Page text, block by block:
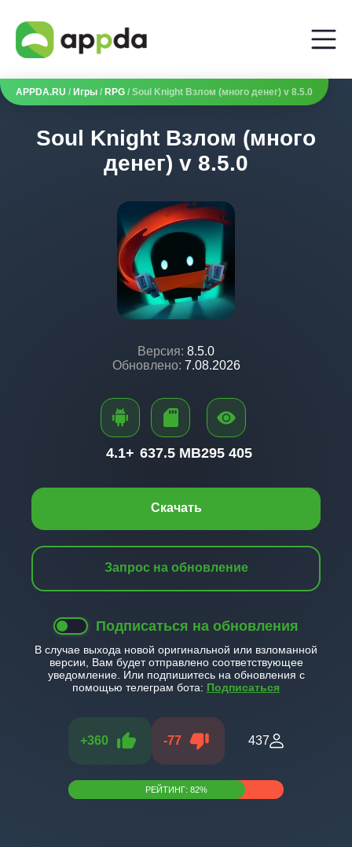
APPDA.RU / Игры / RPG / Soul Knight Взлом (много денег) v 8.5.0
Soul Knight Взлом (много
денег) v 8.5.0
Версия: 8.5.0
Обновлено: 7.08.2026
Скачать
Запрос на обновление
Подписаться на обновления
В случае выхода новой оригинальной или взломанной
версии, Вам будет отправлено соответствующее
уведомление. Или подпишитесь на обновления с
помощью телеграм бота: Подписаться
+360 -77 437
РЕЙТИНГ: 82%
4.1+ 637.5 MB295 405